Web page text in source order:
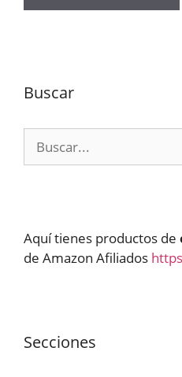
Buscar
Aquí tienes productos de
de Amazon Afiliados
Secciones